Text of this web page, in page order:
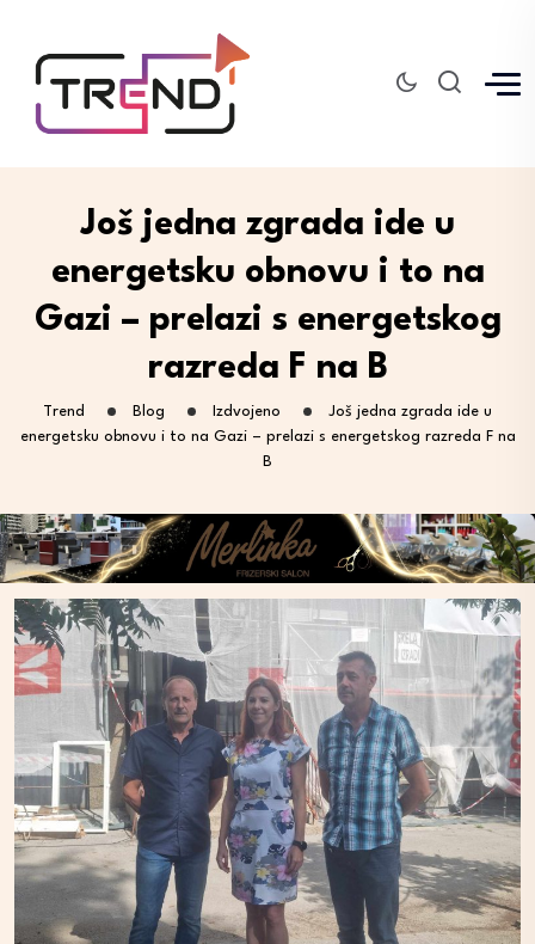
Još jedna zgrada ide u
energetsku obnovu i to na
Gazi – prelazi s energetskog
razreda F na B
Trend Blog Izdvojeno
Još jedna zgrada ide u
energetsku obnovu i to na Gazi – prelazi s energetskog razreda F na
B